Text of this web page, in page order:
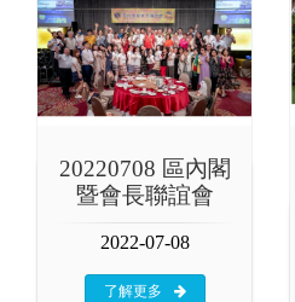
20220708 區內閣
暨會長聯誼會
2022-07-08
了解更多